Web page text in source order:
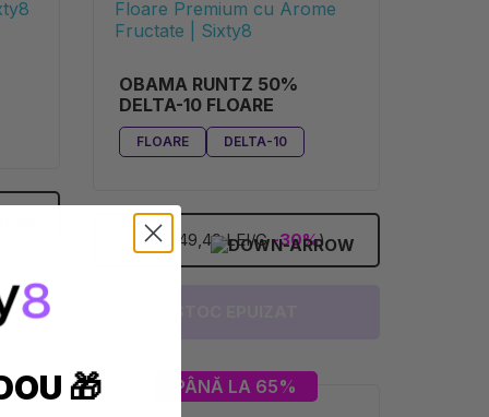
OBAMA RUNTZ 50%
DELTA-10 FLOARE
FLOARE DELTA-10
1G (49,49 LEI/G-30%)
PÂNĂ LA 65%
🎁